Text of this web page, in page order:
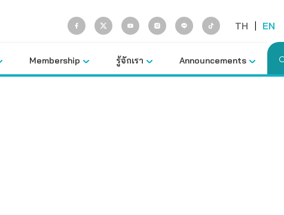
TH | EN
Membership รู้จักเรา Announcements